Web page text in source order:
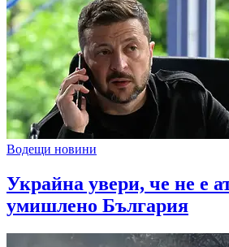
Водещи новини
Украйна увери, че не е
умишлено България